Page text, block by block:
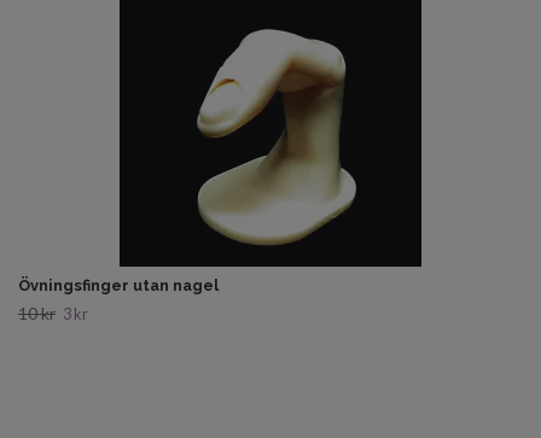
Övningsfinger utan nagel
10 kr 3 kr